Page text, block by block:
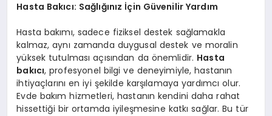
Hasta Bakıcı: Sağlığınız İçin Güvenilir Yardım
Hasta bakımı, sadece fiziksel destek sağlamakla
kalmaz, aynı zamanda duygusal destek ve moralin
yüksek tutulması açısından da önemlidir. Hasta
bakıcı, profesyonel bilgi ve deneyimiyle, hastanın
ihtiyaçlarını en iyi şekilde karşılamaya yardımcı olur.
Evde bakım hizmetleri, hastanın kendini daha rahat
hissettiği bir ortamda iyileşmesine katkı sağlar. Bu tür